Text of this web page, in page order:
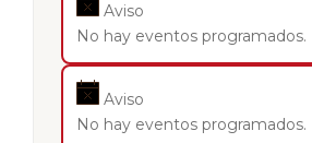
Aviso
No hay eventos programados.
Aviso
No hay eventos programados.